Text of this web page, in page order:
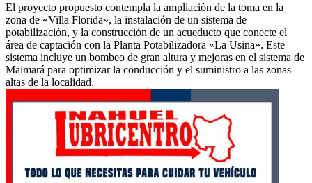
El proyecto propuesto contempla la ampliación de la toma en la
zona de «Villa Florida», la instalación de un sistema de
potabilización, y la construcción de un acueducto que conecte el
área de captación con la Planta Potabilizadora «La Usina». Este
sistema incluye un bombeo de gran altura y mejoras en el sistema de
Maimará para optimizar la conducción y el suministro a las zonas
altas de la localidad.